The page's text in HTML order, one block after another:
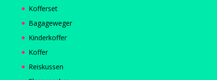
Kofferset
Bagageweger
Kinderkoffer
Koffer
Reiskussen